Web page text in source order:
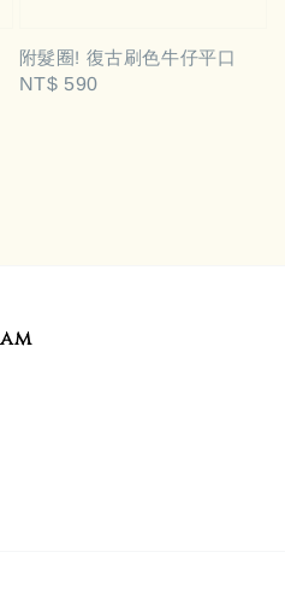
附髮圈! 復古刷色牛仔平口
Regular
NT$ 590